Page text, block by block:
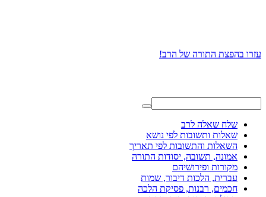
עזרו בהפצת התורה של הרב!
שלח שאלה לרב
שאלות ותשובות לפי נושא
השאלות והתשובות לפי תאריך
אמונה, תשובה, יסודות התורה
מקורות ופירושיהם
עברית, הלכות דיבור, שמות
חכמים, רבנות, פסיקת הלכה